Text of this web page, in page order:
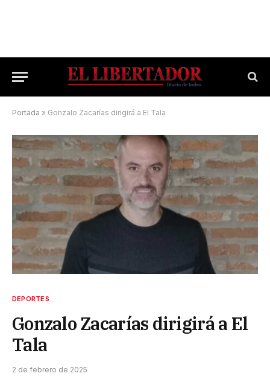
Portada » Gonzalo Zacarías dirigirá a El Tala
DEPORTES
Gonzalo Zacarías dirigirá a El
Tala
2 de febrero de 2025